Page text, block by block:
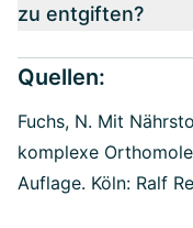
zu entgiften?
Quellen:
Fuchs, N. Mit
komplexe
Auflage. Köln: Ralf